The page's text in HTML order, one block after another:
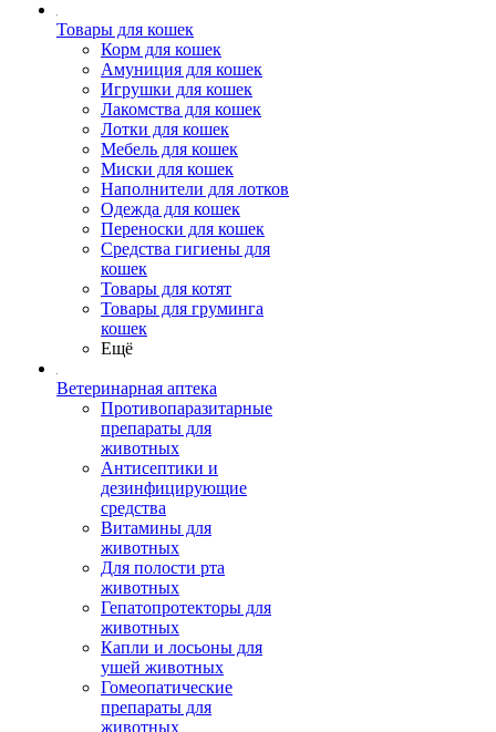
Товары для кошек
Корм для кошек
Амуниция для кошек
Игрушки для кошек
Лакомства для кошек
Лотки для кошек
Мебель для кошек
Миски для кошек
Наполнители для лотков
Одежда для кошек
Переноски для кошек
Средства гигиены для
кошек
Товары для котят
Товары для груминга
кошек
Ещё
Ветеринарная аптека
Противопаразитарные
препараты для
животных
Антисептики и
дезинфицирующие
средства
Витамины для
животных
Для полости рта
животных
Гепатопротекторы для
животных
Капли и лосьоны для
ушей животных
Гомеопатические
препараты для
животных